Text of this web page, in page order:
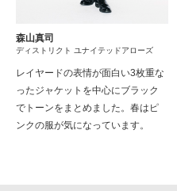
森山真司
ディストリクト ユナイテッドアローズ
レイヤードの表情が面白い3枚重な
ったジャケットを中心にブラック
でトーンをまとめました。春はピ
ンクの服が気になっています。